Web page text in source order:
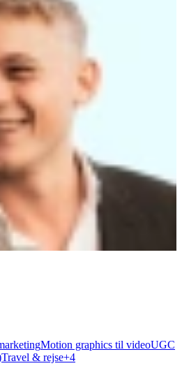
Motion graphics til videoUGC
Travel & rejse+4